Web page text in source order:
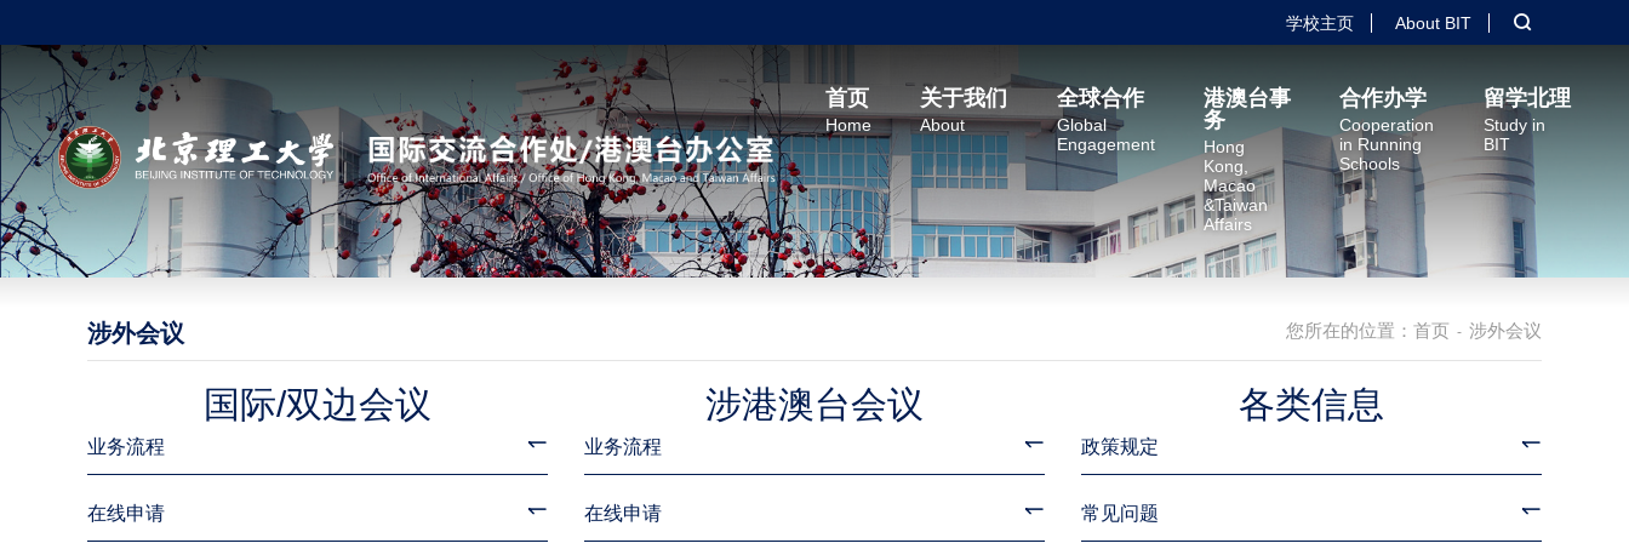
学校主页 About BIT
首页
Home
关于我们
About
全球合作
Global
Engagement
港澳台事
务
Hong
Kong,
Macao
&Taiwan
Affairs
合作办学
Cooperation
in Running
Schools
留学北理
Study in
BIT
您所在的位置： 首页 - 涉外会议
涉外会议
国际/双边会议
业务流程
在线申请
涉港澳台会议
业务流程
在线申请
各类信息
政策规定
常见问题